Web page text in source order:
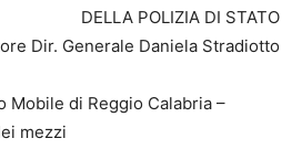
DELLA POLIZIA DI STATO
Dir. Generale Daniela Stradiotto
Mobile di Reggio Calabria –
mezzi